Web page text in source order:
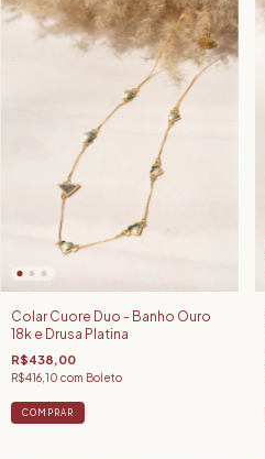
Colar Cuore Duo - Banho Ouro
18k e Drusa Platina
R$438,00
R$416,10 com Boleto
COMPRAR